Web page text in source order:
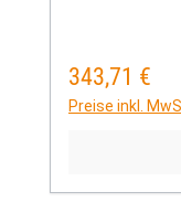
Regulärer
343,71 €
Preise inkl.